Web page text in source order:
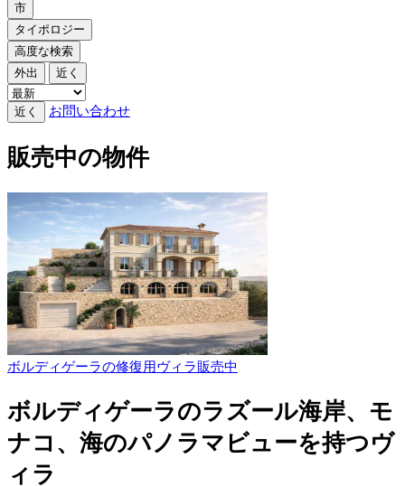
市
タイポロジー
高度な検索
外出
近く
近く お問い合わせ
販売中の物件
ボルディゲーラの修復用ヴィラ販売中
ボルディゲーラのラズール海岸、モ
ナコ、海のパノラマビューを持つヴ
ィラ